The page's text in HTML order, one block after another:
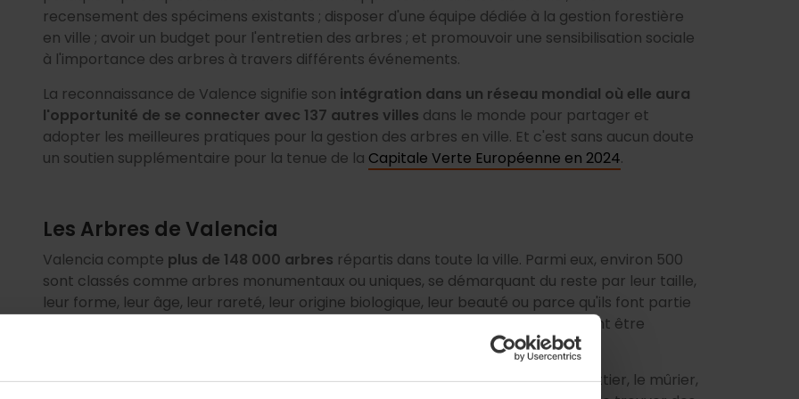
recensement des spécimens existants ; disposer d'une équipe dédiée à la gestion forestière
en ville ; avoir un budget pour l'entretien des arbres ; et promouvoir une sensibilisation sociale
à l'importance des arbres à travers différents événements.
La reconnaissance de Valence signifie son intégration dans un réseau mondial où elle aura
l'opportunité de se connecter avec 137 autres villes dans le monde pour partager et
adopter les meilleures pratiques pour la gestion des arbres en ville. Et c'est sans aucun doute
un soutien supplémentaire pour la tenue de la Capitale Verte Européenne en 2024.
Les Arbres de Valencia
Valencia compte plus de 148 000 arbres répartis dans toute la ville. Parmi eux, environ 500
sont classés comme arbres monumentaux ou uniques, se démarquant du reste par leur taille,
leur forme, leur âge, leur rareté, leur origine biologique, leur beauté ou parce qu'ils font partie
qui peuvent être
Les espèces les plus courantes que l'on peut voir dans la ville sont le palmier dattier, le mûrier,